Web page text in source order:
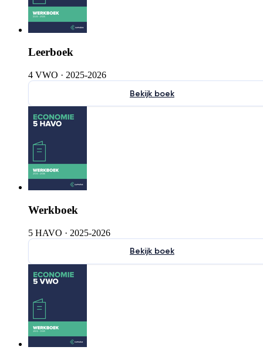
Leerboek
4 VWO · 2025-2026
Bekijk boek
Werkboek
5 HAVO · 2025-2026
Bekijk boek